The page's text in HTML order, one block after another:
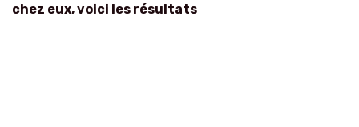
chez eux, voici les résultats